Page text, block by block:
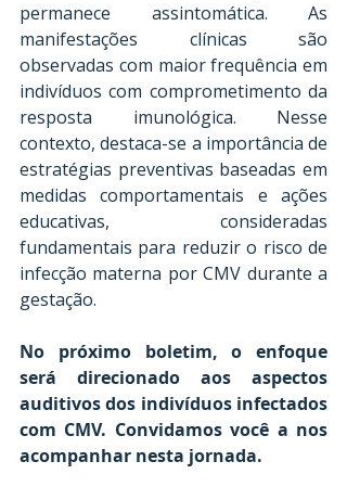
permanece assintomática. As
manifestações clínicas são
observadas com maior frequência em
indivíduos com comprometimento da
resposta imunológica. Nesse
contexto, destaca-se a importância de
estratégias preventivas baseadas em
medidas comportamentais e ações
educativas, consideradas
fundamentais para reduzir o risco de
infecção materna por CMV durante a
gestação.
No próximo boletim, o enfoque
será direcionado aos aspectos
auditivos dos indivíduos infectados
com CMV. Convidamos você a nos
acompanhar nesta jornada.